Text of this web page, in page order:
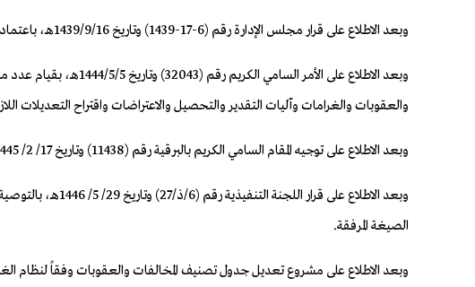
وبعد الاطلاع على قرار مجلس الإدارة رقم (6‏-17‏-1439) وتاريخ 16/‏9‏/1439هـ، باعتماد جدول تصنيف مخالفات نظام الغذاء ولائحته التنفيذية والعقوبات المقررة لها.
وبعد الاطلاع على
والعقوبات والغرامات وآليات التقدير والتحصيل والاعتراضات واقتراح التعديلات
وبعد الاطلاع على توجيه المقام السامي الكريم بالبرقية رقم (11438) وتاريخ 17/ 2/ 1445هـ، بقيام جميع الجهات الحكومية بتطبيق مبدأ الإنذار قبل المخالفة ومنح المنشآت فرصة لتصحيح المخالفة.
وبعد الاطلاع
الصيغة المرفقة.
وبعد الاطلاع على مشروع تعديل جدول تصنيف المخالفات والعقوبات وفقاً لنظام